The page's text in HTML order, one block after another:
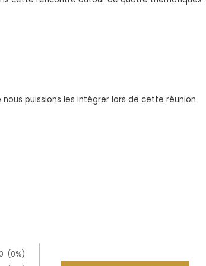
puissions les intégrer lors de cette réunion.
de votes :
Pourcentage des évaluations:
(0%)